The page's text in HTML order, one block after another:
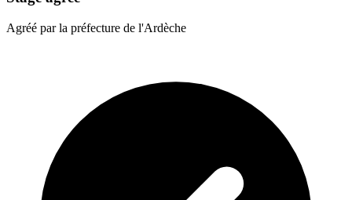
Agréé par la préfecture de l'Ardèche